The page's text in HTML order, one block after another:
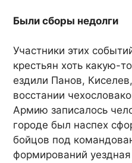
Были сборы недолги
Участники этих
крестьян хоть какую-
ездили Панов,
восстании
Армию записалось
городе был наспех
бойцов под
формирований